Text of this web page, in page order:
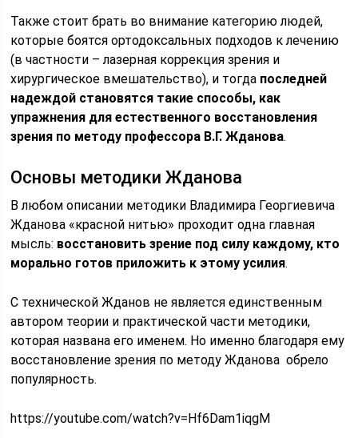
Также стоит брать во внимание категорию людей,
которые боятся ортодоксальных подходов к лечению
(в частности – лазерная коррекция зрения и
хирургическое вмешательство), и тогда последней
надеждой становятся такие способы, как
упражнения для естественного восстановления
зрения по методу профессора В.Г. Жданова.
Основы методики Жданова
В любом описании методики Владимира Георгиевича
Жданова «красной нитью» проходит одна главная
мысль: восстановить зрение под силу каждому, кто
морально готов приложить к этому усилия.
С технической Жданов не является единственным
автором теории и практической части методики,
которая названа его именем. Но именно благодаря ему
восстановление зрения по методу Жданова обрело
популярность.
https://youtube.com/watch?v=Hf6Dam1iqgM